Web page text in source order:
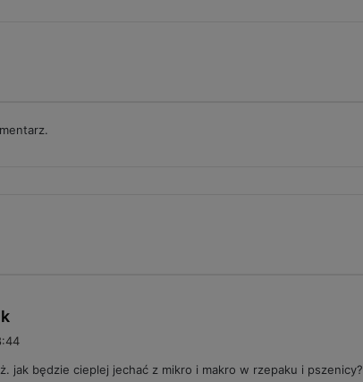
p
zjak będzie cieplej jechać z mikro i makro w rzepaku i pszenicy?